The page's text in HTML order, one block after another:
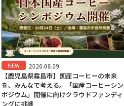
NEW 2026.08.09
【鹿児島県霧島市】国産コーヒーの未来
を、みんなで考える。「国産コーヒーシン
ポジウム」開催に向けクラウドファンディ
ングに挑戦